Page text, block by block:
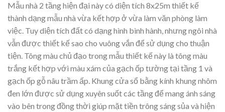
Mẫu nhà 2 tầng hiện đại này có diện tích 8x25m thiết kế
thành dạng mẫu nhà vừa kết hợp ở vừa làm văn phòng làm
việc. Tuy diện tích đất có dạng hình bình hành, nhưng ngôi nhà
vẫn được thiết kế sao cho vuông vắn để sử dụng cho thuận
tiện. Tông màu chủ đạo trong mẫu thiết kế này là tông màu
trắng kết hợp với màu xám của gạch ốp tường tại tầng 1 và
gạch ốp gỗ nâu trầm ấp. Khung cửa sổ bằng kính khung nhôm
đen lớn được sử dụng xuyên suốt các tầng để mang ánh sáng
vào bên trong đồng thời giúp mặt tiền trông sáng sủa và hiện